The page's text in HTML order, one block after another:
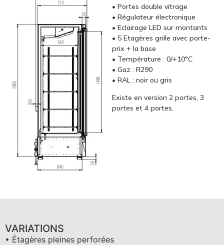
• Portes double vitrage
• Régulateur électronique
• Eclairage LED sur montants
• 5 Etagères grille avec porte-
prix + la base
• Température : 0/+10°C
• Gaz : R290
• RAL : noir ou gris
Existe en version 2 portes, 3
portes et 4 portes.
VARIATIONS
• Étagères pleines perforées